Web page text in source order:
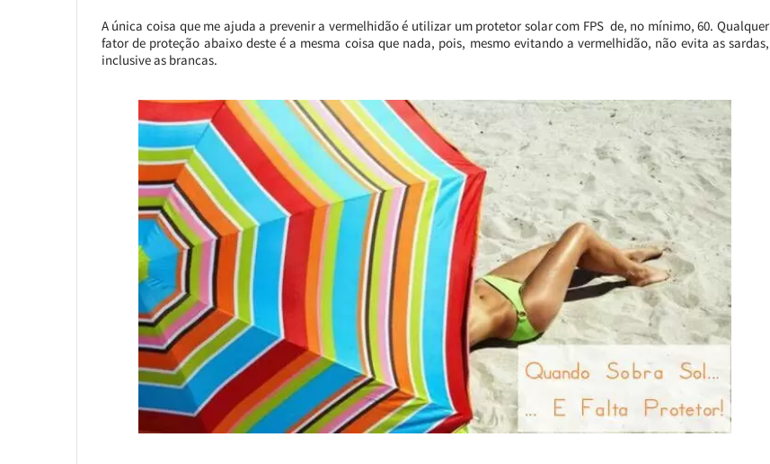
A única coisa que me ajuda a prevenir a vermelhidão é utilizar um protetor solar com FPS de, no mínimo, 60. Qualquer
fator de proteção abaixo deste é a mesma coisa que nada, pois, mesmo evitando a vermelhidão, não evita as sardas,
inclusive as brancas.